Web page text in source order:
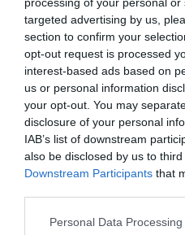
targeted advertising by us,
section to confirm your
opt-out request is processed
interest-based ads based on
us or personal information
your opt-out. You may
disclosure of your personal
IAB’s list of downstream
also be disclosed by us to
Downstream Participants that
Personal Data
Albiano, nasce
14ª affiliata in
Stasera a Folgaria il docufilm sul
Intervento sul
Presanella:
quattro persone
mappe degli